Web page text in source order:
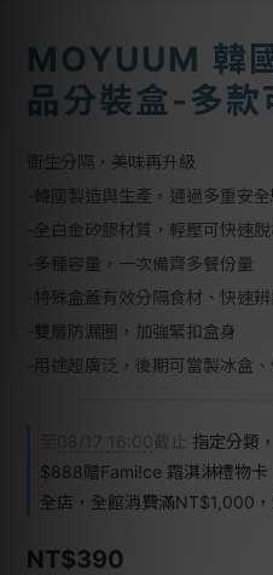
MOYUUM 韓
品分裝盒-多款
衛生分隔，美味再升級
-韓國製造與生產，通過多重安
-全白金矽膠材質，輕壓可快速
-多種容量，一次備齊多餐份量
-特殊盒蓋有效分隔食材、快速
-雙層防漏圈，加強緊扣盒身
-用途超廣泛，後期可當製冰盒
08/17 16:00截止 指定分類
$888贈Fami!ce 霜淇淋禮物卡
全店，全館消費滿NT$1,000
NT$390